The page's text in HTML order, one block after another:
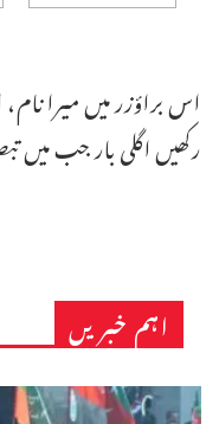
اس براؤزر میں میرا
رکھیں اگلی بار جب
اہم خبریں